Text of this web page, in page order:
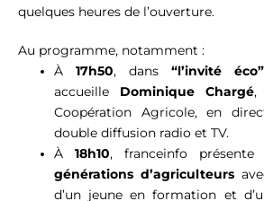
quelques heures de l’ouverture.
Au programme, notamment :
À 17h50, dans “l’invité éco”
accueille Dominique Chargé,
Coopération Agricole,en
double diffusion radio et TV.
À
18h10, franceinfo
générations d’agriculteurs
d’un jeune en formation et